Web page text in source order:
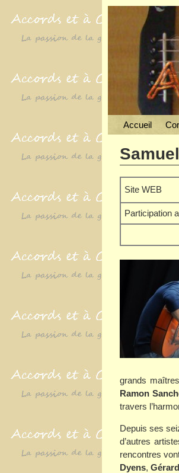
Accueil
Site WEB
Participation
grands
Ramon
travers
Depuis ses
d’autres
rencontres
Dyens,